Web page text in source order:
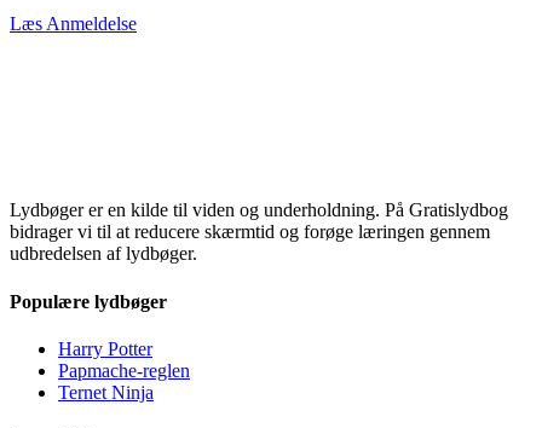
Læs Anmeldelse
Lydbøger er en kilde til viden og underholdning. På Gratislydbog
bidrager vi til at reducere skærmtid og forøge læringen gennem
udbredelsen af lydbøger.
Populære lydbøger
Harry Potter
Papmache-reglen
Ternet Ninja